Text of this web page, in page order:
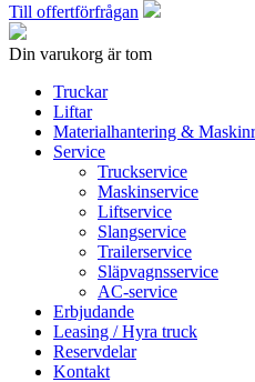
Till offertförfrågan
Din varukorg är tom
Truckar
Liftar
Materialhantering &
Service
Truckservice
Maskinservice
Liftservice
Slangservice
Trailerservice
Släpvagnsservice
AC-service
Erbjudande
Leasing / Hyra truck
Reservdelar
Kontakt